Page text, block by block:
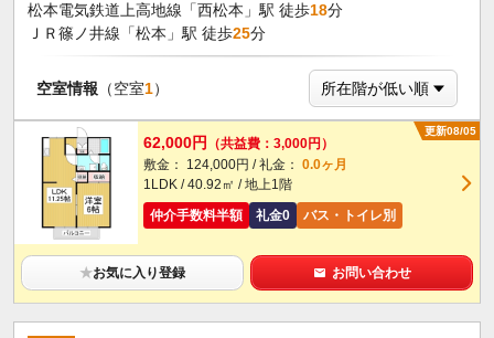
松本電気鉄道上高地線「西松本」駅 徒歩18分
ＪＲ篠ノ井線「松本」駅 徒歩25分
空室情報 （空室1）
更新08/05
62,000円
（共益費：3,000円）
敷金： 124,000円 / 礼金： 0.0ヶ月
1LDK / 40.92㎡ / 地上1階
仲介手数料半額
礼金0 バス・トイレ別
★お気に入り登録 お問い合わせ